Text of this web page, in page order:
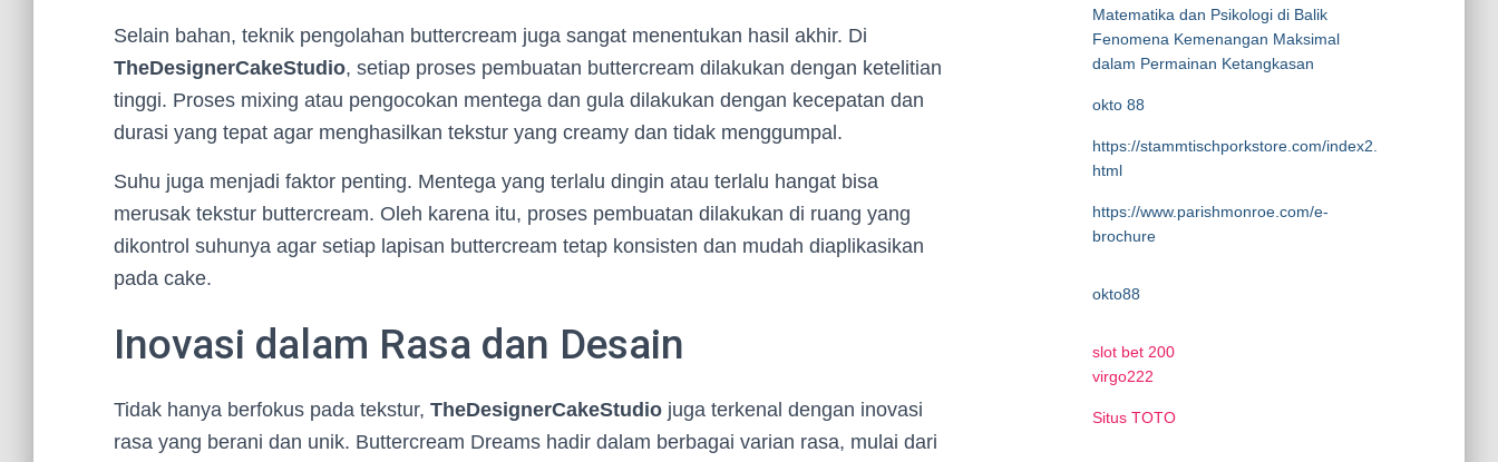
Selain bahan, teknik pengolahan buttercream juga sangat menentukan hasil akhir. Di
TheDesignerCakeStudio, setiap proses pembuatan buttercream dilakukan dengan ketelitian
tinggi. Proses mixing atau pengocokan mentega dan gula dilakukan dengan kecepatan dan
durasi yang tepat agar menghasilkan tekstur yang creamy dan tidak menggumpal.
Suhu juga menjadi faktor penting. Mentega yang terlalu dingin atau terlalu hangat bisa
merusak tekstur buttercream. Oleh karena itu, proses pembuatan dilakukan di ruang yang
dikontrol suhunya agar setiap lapisan buttercream tetap konsisten dan mudah diaplikasikan
pada cake.
Inovasi dalam Rasa dan Desain
Tidak hanya berfokus pada tekstur, TheDesignerCakeStudio juga terkenal dengan inovasi
rasa yang berani dan unik. Buttercream Dreams hadir dalam berbagai varian rasa, mulai dari
Matematika dan Psikologi di Balik
Fenomena Kemenangan Maksimal
dalam Permainan Ketangkasan
okto 88
https://stammtischporkstore.com/index2.
html
https://www.parishmonroe.com/e-
brochure
okto88
slot bet 200
virgo222
Situs TOTO